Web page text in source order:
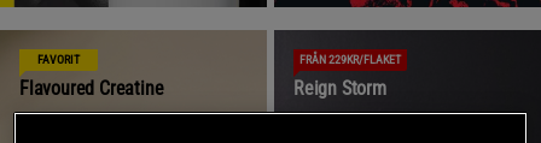
FAVORIT
Flavoured Creatine
FRÅN 229KR/FLAKET
Reign Storm